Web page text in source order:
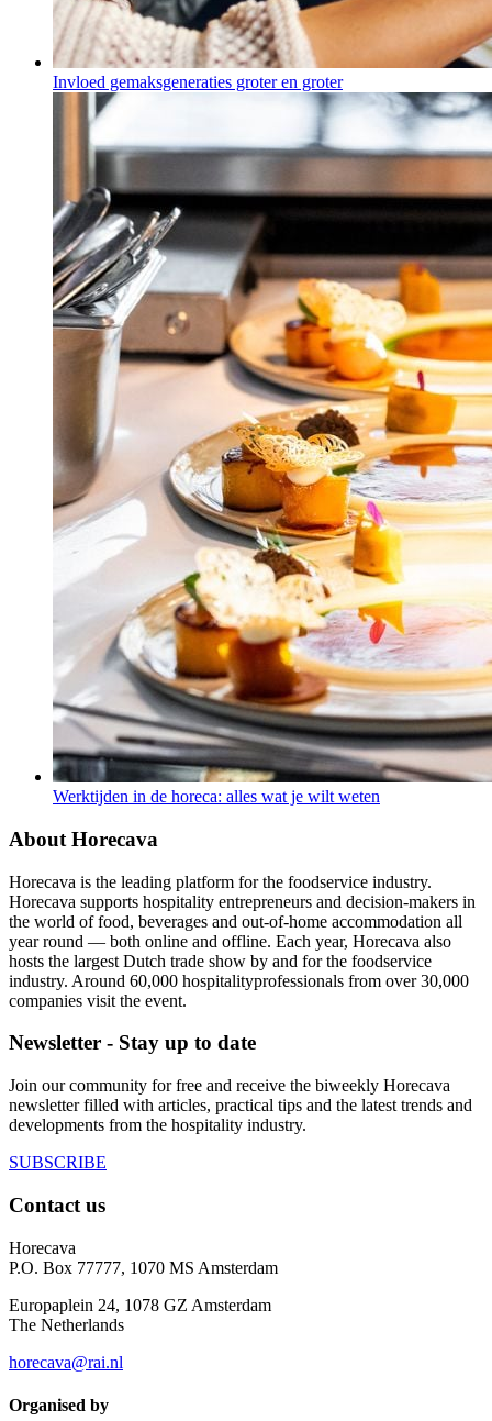
Invloed gemaksgeneraties groter en groter
Werktijden in de horeca: alles wat je wilt weten
About Horecava
Horecava is the leading platform for the foodservice industry.
Horecava supports hospitality entrepreneurs and decision-makers in
the world of food, beverages and out-of-home accommodation all
year round — both online and offline. Each year, Horecava also
hosts the largest Dutch trade show by and for the foodservice
industry. Around 60,000 hospitalityprofessionals from over 30,000
companies visit the event.
Newsletter - Stay up to date
Join our community for free and receive the biweekly Horecava
newsletter filled with articles, practical tips and the latest trends and
developments from the hospitality industry.
SUBSCRIBE
Contact us
Horecava
P.O. Box 77777, 1070 MS Amsterdam
Europaplein 24, 1078 GZ Amsterdam
The Netherlands
horecava@rai.nl
Organised by